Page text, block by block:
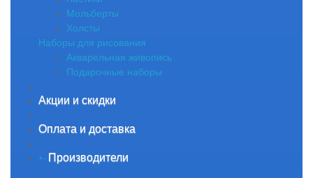
Мольберты
Холсты
Наборы для рисования
Акварельная живопись
Подарочные наборы
Акции и скидки
Оплата и доставка
+- Производители